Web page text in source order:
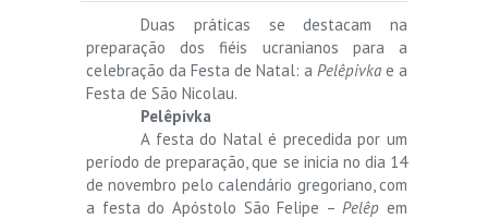
Duas práticas se destacam na
preparação dos fiéis ucranianos para a
celebração da Festa de Natal: a Pelêpivka e a
Festa de São Nicolau.
Pelêpivka
A festa do Natal é precedida por um
período de preparação, que se inicia no dia 14
de novembro pelo calendário gregoriano, com
a festa do Apóstolo São Felipe –Pelêp em